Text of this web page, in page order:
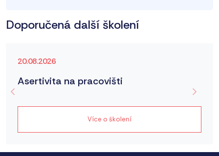
Doporučená další školení
20.08.2026
Asertivita na pracovišti
Více o školení